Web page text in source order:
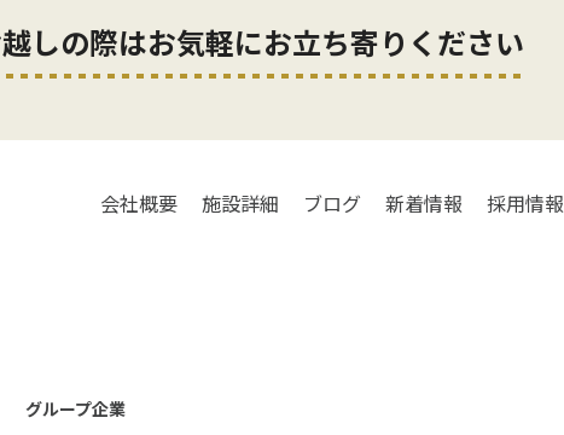
しの際はお気軽にお立ち寄りください
会社概要 施設詳細 ブログ 新着情報 採用情報
グループ企業